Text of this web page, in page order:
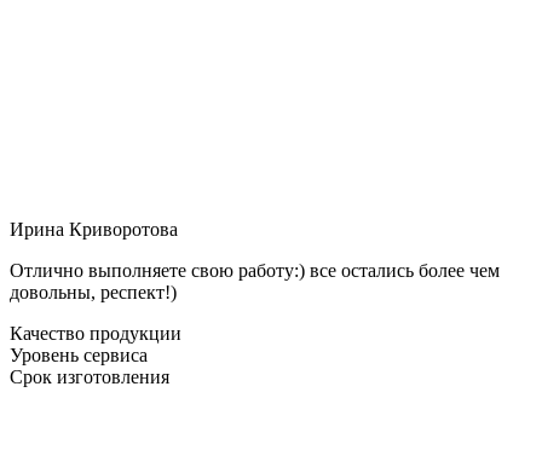
Ирина Криворотова
Отлично выполняете свою работу:) все остались более чем
довольны, респект!)
Качество продукции
Уровень сервиса
Срок изготовления